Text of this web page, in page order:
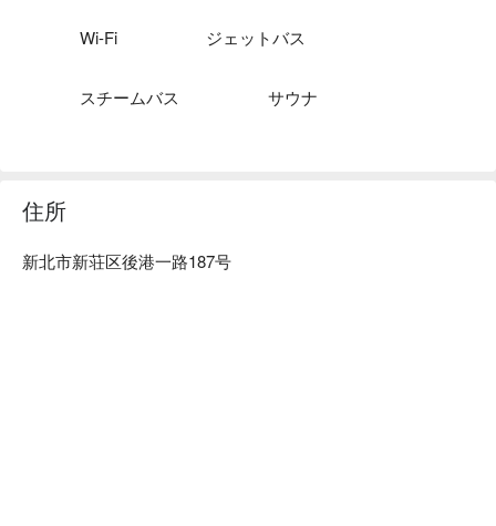
Wi-Fi ジェットバス
スチームバス サウナ
住所
新北市新荘区後港一路187号